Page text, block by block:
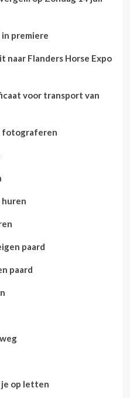
premiere
naar Flanders Horse Expo
voor transport van
fotograferen
paard
paard
je op letten